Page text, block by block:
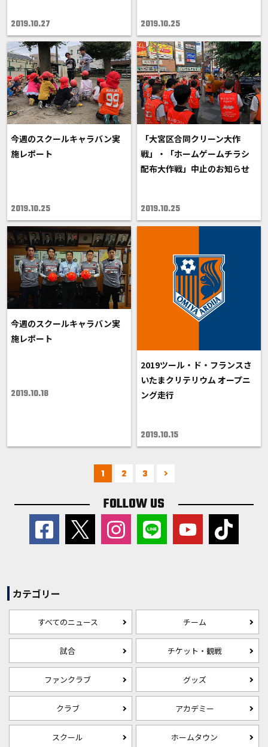
2019.10.27 2019.10.25
今週のスクールキャラバン実
施レポート
2019.10.25
「大宮区合同クリーン大作
戦」・「ホームゲームチラシ
配布大作戦」中止のお知らせ
2019.10.25
今週のスクールキャラバン実
施レポート
2019.10.18
2019ツール・ド・フランスさ
いたまクリテリウム オープニ
ング走行
2019.10.15
1 2 3
FOLLOW US
カテゴリー
すべてのニュース チーム
試合 チケット・観戦
ファンクラブ グッズ
クラブ アカデミー
スクール ホームタウン